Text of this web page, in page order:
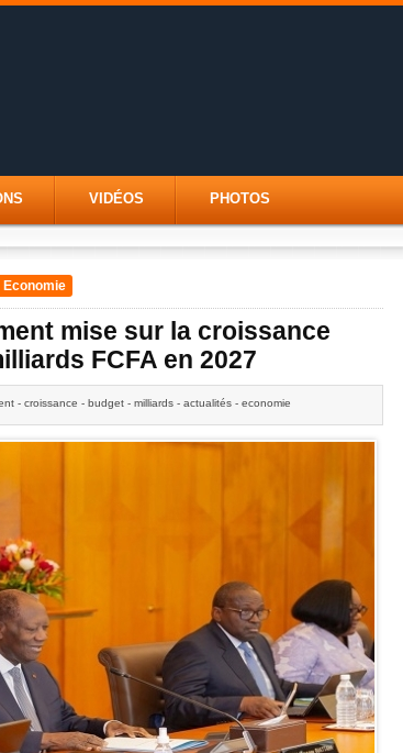
VIDÉOS PHOTOS
Economie
mise sur la croissance
FCFA en 2027
- croissance - budget - milliards - actualités - economie